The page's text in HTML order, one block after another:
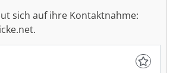
sich auf ihre Kontaktnahme: